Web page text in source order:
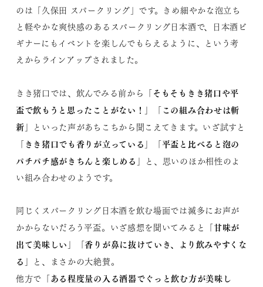
のは「久保田 スパークリング」です。きめ細やかな泡立ち
と軽やかな爽快感のあるスパークリング日本酒で、日本酒ビ
ギナーにもイベントを楽しんでもらえるように、という考
えからラインアップされました。
きき猪口では、飲んでみる前から
「そもそもきき猪口や平
盃で飲もうと思ったことがない！」「この組み合わせは斬
新」
といった声があちこちから聞こえてきます。いざ試すと
「きき猪口でも香りが立っている」「平盃と比べると泡の
パチパチ感がきちんと楽しめる」
と、思いのほか相性のよ
い組み合わせのようです。
同じくスパークリング日本酒を飲む場面では滅多にお声が
かからないだろう平盃。いざ感想を聞いてみると
「甘味が
出て美味しい」「香りが鼻に抜けていき、より飲みやすくな
る」
と、まさかの大絶賛。
他方で 「ある程度量の入る酒器でぐっと飲む方が美味し